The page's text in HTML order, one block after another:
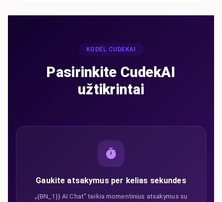
KODĖL CUDEKAI
Pasirinkite CudekAI
užtikrintai
Gaukite atsakymus per kelias sekundes
„{BN_1}} AI Chat“ teikia momentinius atsakymus su